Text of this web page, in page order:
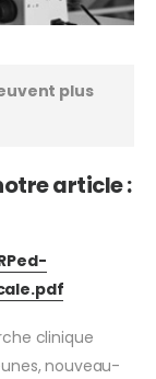
plus
article :
clinique
nouveau-